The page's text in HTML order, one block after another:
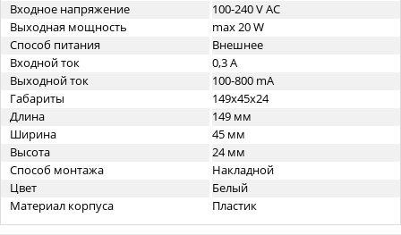
Входное напряжение
100-240 V AC
Выходная мощность
max 20 W
Способ питания
Внешнее
Входной ток
0,3 A
Выходной ток
100-800 mA
Габариты
149х45x24
Длина
149 мм
Ширина
45 мм
Высота
24 мм
Способ монтажа
Накладной
Цвет
Белый
Материал корпуса
Пластик